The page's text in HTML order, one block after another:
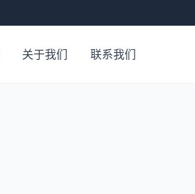
关于我们 联系我们